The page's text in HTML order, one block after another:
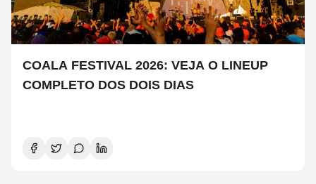
COALA FESTIVAL 2026: VEJA O LINEUP
COMPLETO DOS DOIS DIAS